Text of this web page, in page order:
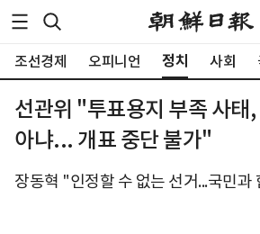
조선경제 오피니언 정치 사회
선관위 "투표용지 부족 사태
아냐... 개표 중단 불가"
장동혁 "인정할 수 없는 선거...국민과